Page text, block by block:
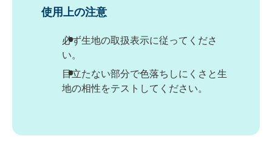
使用上の注意
必ず生地の取扱表示に従ってくださ
い。
目立たない部分で色落ちしにくさと生
地の相性をテストしてください。